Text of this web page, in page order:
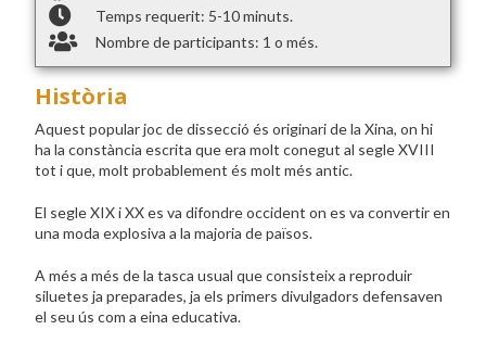
Temps requerit: 5-10 minuts.
Nombre de participants: 1 o més.
Història
Aquest popular joc de dissecció és originari de la Xina, on hi
ha la constància escrita que era molt conegut al segle XVIII
tot i que, molt probablement és molt més antic.
El segle XIX i XX es va difondre occident on es va convertir en
una moda explosiva a la majoria de països.
A més a més de la tasca usual que consisteix a reproduir
siluetes ja preparades, ja els primers divulgadors defensaven
el seu ús com a eina educativa.